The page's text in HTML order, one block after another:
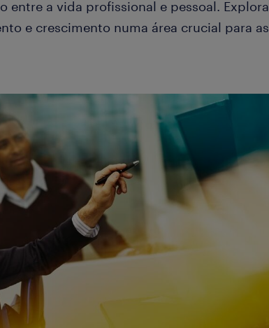
entre a vida profissional e pessoal. Explora
e crescimento numa área crucial para as